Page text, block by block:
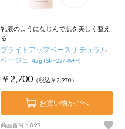
乳液のようになじんで肌を美しく整え
る
ブライトアップベース ナチュラル
ベージュ
42g (SPF22/PA++)
￥2,700（税込￥2,970）
お買い物かごへ
商品番号：899